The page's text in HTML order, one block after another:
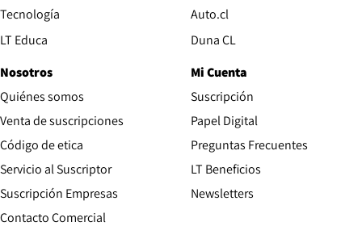
Tecnología
LT Educa
Auto.cl
Duna CL
Nosotros
Quiénes somos
Venta de suscripciones
Código de etica Opens in new window
Servicio al Suscriptor
Suscripción Empresas
Contacto Comercial
Mi Cuenta
Suscripción
Papel Digital
Preguntas Frecuentes
LT Beneficios
Newsletters